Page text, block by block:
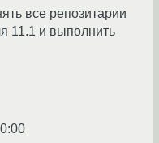
все репозитарии
11.1 и выполнить